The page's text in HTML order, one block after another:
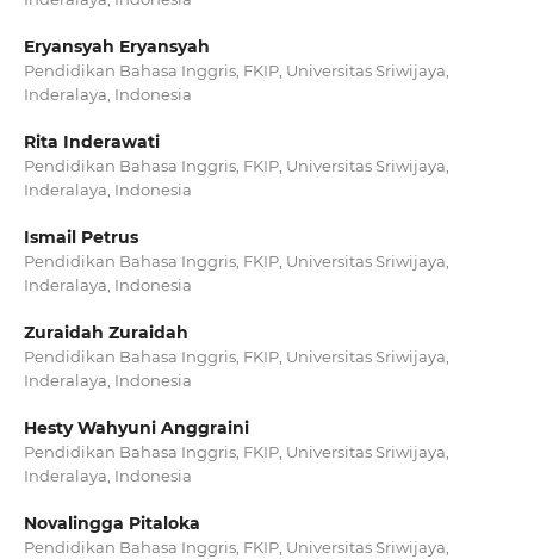
Eryansyah Eryansyah
Pendidikan Bahasa Inggris, FKIP, Universitas Sriwijaya,
Inderalaya, Indonesia
Rita Inderawati
Pendidikan Bahasa Inggris, FKIP, Universitas Sriwijaya,
Inderalaya, Indonesia
Ismail Petrus
Pendidikan Bahasa Inggris, FKIP, Universitas Sriwijaya,
Inderalaya, Indonesia
Zuraidah Zuraidah
Pendidikan Bahasa Inggris, FKIP, Universitas Sriwijaya,
Inderalaya, Indonesia
Hesty Wahyuni Anggraini
Pendidikan Bahasa Inggris, FKIP, Universitas Sriwijaya,
Inderalaya, Indonesia
Novalingga Pitaloka
Pendidikan Bahasa Inggris, FKIP, Universitas Sriwijaya,